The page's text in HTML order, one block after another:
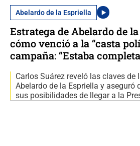
Abelardo de la Espriella
Estratega de Abelardo de
cómo venció a la “casta
campaña: “Estaba
Carlos Suárez reveló las claves de
Abelardo de la Espriella y aseguró
sus posibilidades de llegar a la